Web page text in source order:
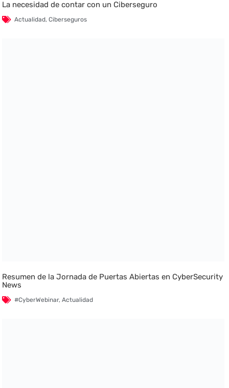
La necesidad de contar con un Ciberseguro
Actualidad,Ciberseguros
Resumen de la Jornada de Puertas Abiertas en CyberSecurity
News
#CyberWebinar,Actualidad